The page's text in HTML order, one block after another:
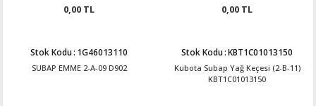
0,00 TL 0,00 TL
Stok Kodu: 1G46013110
SUBAP EMME 2-A-09 D902
Stok Kodu:KBT1C01013150
Kubota Subap Yağ Keçesi (2-B-11)
KBT1C01013150